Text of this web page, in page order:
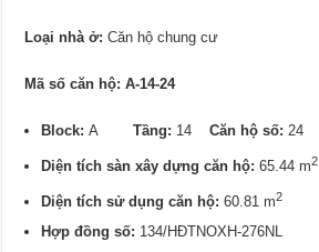
Loại nhà ở: Căn hộ chung cư
Mã số căn hộ: A-14-24
Block:ATầng: 14Căn hộ số: 24
Diện tích sàn xây dựng căn hộ:65.44 m2
Diện tích sử dụng căn hộ: 60.81 m2
Hợp đồng số: 134/HĐTNOXH-276NL